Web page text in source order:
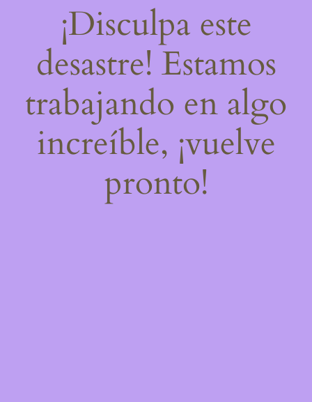
¡Disculpa este
desastre! Estamos
trabajando en algo
increíble, ¡vuelve
pronto!